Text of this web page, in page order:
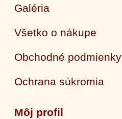
Galéria
Všetko o nákupe
Obchodné podmienky
Ochrana súkromia
Môj profil